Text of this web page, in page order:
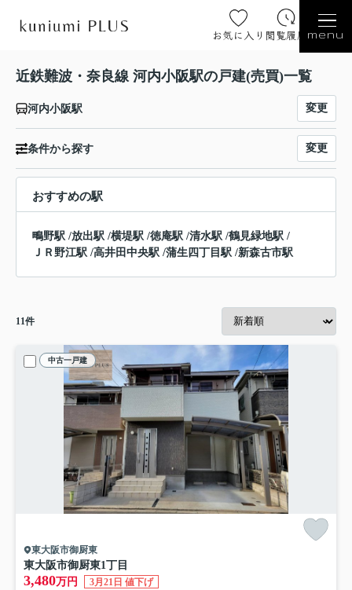
お気に入り 閲覧履歴 menu
近鉄難波・奈良線 河内小阪駅の戸建(売買)一覧
河内小阪駅 変更
条件から探す 変更
おすすめの駅
鴫野駅 /放出駅 /横堤駅 /徳庵駅 /清水駅 /鶴見緑地駅 /
ＪＲ野江駅 /高井田中央駅 /蒲生四丁目駅 /新森古市駅
11件
中古一戸建
東大阪市御厨東
東大阪市御厨東1丁目
3,480万円 3月21日 値下げ